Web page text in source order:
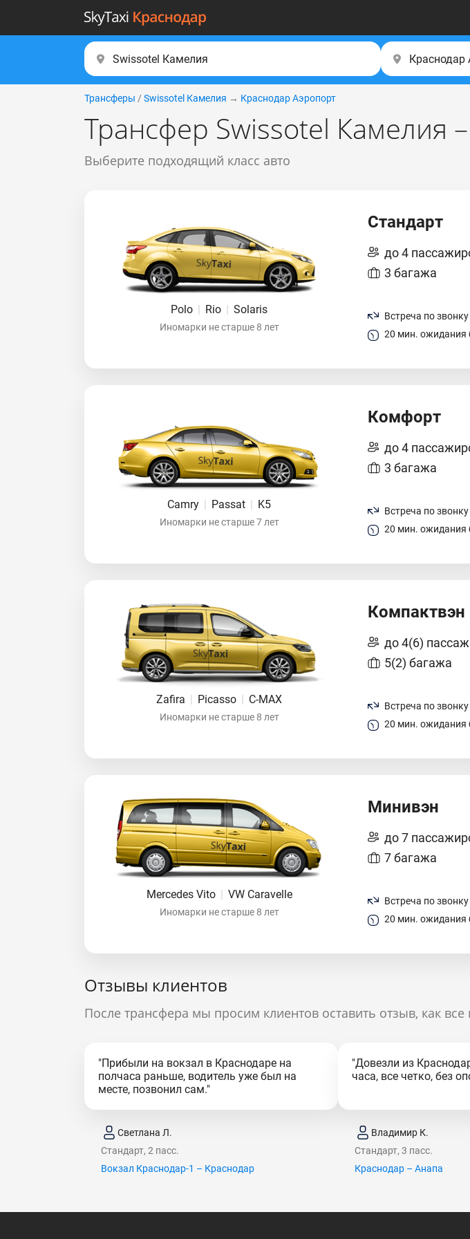
Трансферы / Swissotel Камелия → Краснодар Аэропорт
Трансфер Swissotel Камелия
Выберите подходящий класс авто
Polo | Rio | Solaris
Иномарки не старше 8 лет
Стандарт
до 4
3 багажа
Встреча по звонку
20 мин. ожидания
Camry | Passat | K5
Иномарки не старше 7 лет
Комфорт
до 4
3 багажа
Встреча по звонку
20 мин. ожидания
Zafira | Picasso | C-MAX
Иномарки не старше 8 лет
Компактвэн
до 4(6)
5(2) багажа
Встреча по звонку
20 мин. ожидания
Mercedes Vito | VW Caravelle
Иномарки не старше 8 лет
Минивэн
до 7
7 багажа
Встреча по звонку
20 мин. ожидания
Отзывы клиентов
После трансфера мы просим клиентов оставить отзыв, как
"Прибыли на вокзал в Краснодаре на
полчаса раньше, водитель уже был на
месте, позвонил сам."
Светлана Л.
Стандарт, 2 пасс.
Вокзал Краснодар-1 – Краснодар
"Довезли из
часа, все четко, без
Владимир К.
Стандарт, 3 пасс.
Краснодар – Анапа